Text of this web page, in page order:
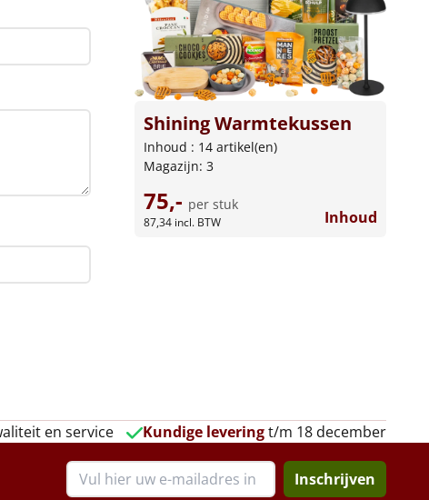
Shining Warmtekussen
Inhoud : 14 artikel(en)
Magazijn: 3
75,- per stuk
87,34 incl. BTW Inhoud
en service Kundige leveringt/m 18 december
Inschrijven